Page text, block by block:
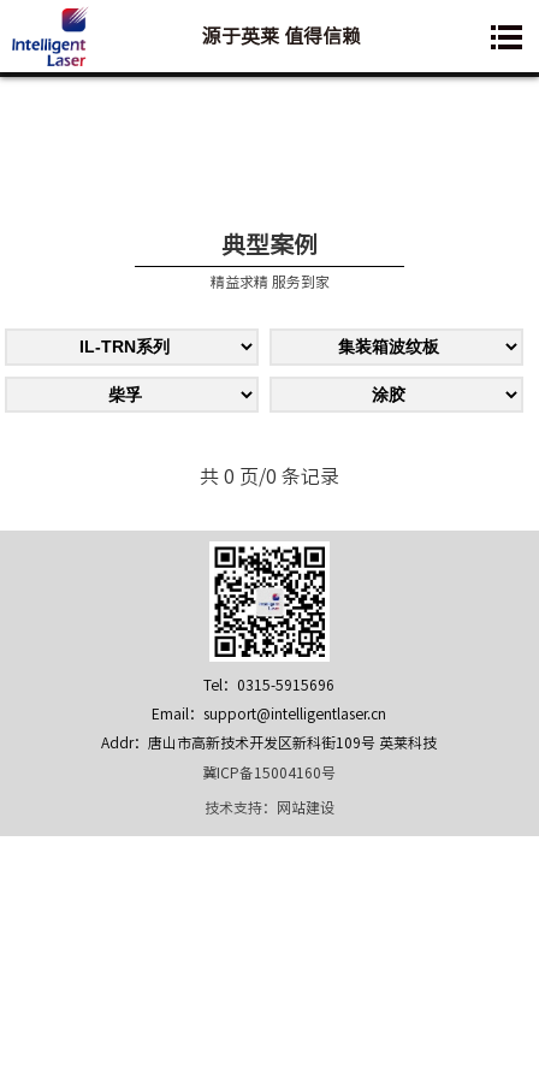
您想要了解的业务是:
源于英莱 值得信赖
典型案例
精益求精 服务到家
共 0 页/0 条记录
Tel：0315-5915696
Email：support@intelligentlaser.cn
Addr：唐山市高新技术开发区新科街109号 英莱科技
冀ICP备15004160号
技术支持： 网站建设